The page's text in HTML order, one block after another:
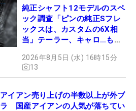
純正シャフト12モデルのスペ
ック調査「ピンの純正Sフレ
ックスは、カスタムの6X相
当」テーラー、キャロ…もチ
2026年8月5日 (水) 16時15分
13
アイアン売り上げの半数以上が外ブ
ラ 国産アイアンの人気が落ちてい